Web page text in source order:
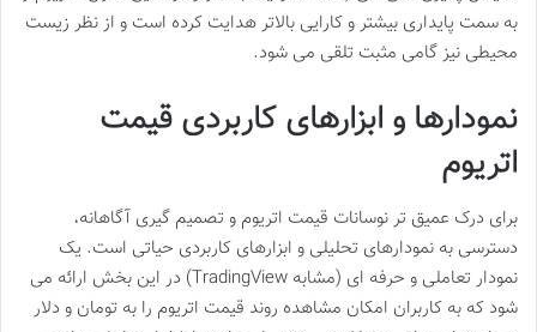
به سمت پایداری بیشتر و کارایی بالاتر هدایت کرده است و از نظر زیست
محیطی نیز گامی مثبت تلقی می شود.
نمودارها و ابزارهای کاربردی قیمت
اتریوم
برای درک عمیق تر نوسانات قیمت اتریوم و تصمیم گیری آگاهانه،
دسترسی به نمودارهای تحلیلی و ابزارهای کاربردی حیاتی است. یک
نمودار تعاملی و حرفه ای (مشابه TradingView) در این بخش ارائه می
شود که به کاربران امکان مشاهده روند قیمت اتریوم را به تومان و دلار